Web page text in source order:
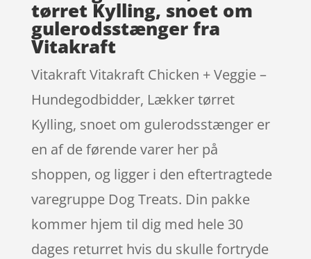
tørret Kylling, snoet om
gulerodsstænger fra
Vitakraft
Vitakraft Vitakraft Chicken + Veggie –
Hundegodbidder, Lækker tørret
Kylling, snoet om gulerodsstænger er
en af de førende varer her på
shoppen, og ligger i den eftertragtede
varegruppe Dog Treats. Din pakke
kommer hjem til dig med hele 30
dages returret hvis du skulle fortryde